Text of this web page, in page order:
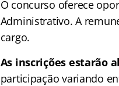
O concurso oferece
Administrativo. A
cargo.
As inscrições estarão
participação variando